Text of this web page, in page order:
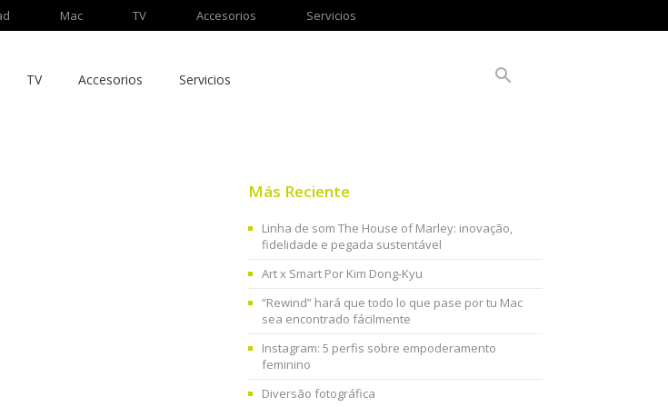
Mac TV Accesorios Servicios
TV Accesorios Servicios
Más Reciente
Linha de som The House of Marley: inovação,
fidelidade e pegada sustentável
Art x Smart Por Kim Dong-Kyu
“Rewind” hará que todo lo que pase por tu Mac
sea encontrado fácilmente
Instagram: 5 perfis sobre empoderamento
feminino
Diversão fotográfica